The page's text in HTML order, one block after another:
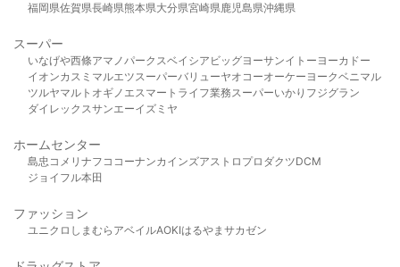
福岡県佐賀県長崎県熊本県大分県宮崎県鹿児島県沖縄県
スーパー
いなげや西條アマノパークスベイシア ビッグヨーサンイトーヨーカドー
イオンカスミ マルエツスーパーバリューヤオコーオーケー ヨークベニマル
ツルヤマルト オギノ エスマート ライフ業務スーパーいかり フジグラン
ダイレックスサンエーイズミヤ
ホームセンター
島忠 コメリ ナフコ コーナンカインズアストロプロダクツDCM
ジョイフル本田
ファッション
ユニクロ しまむら アベイルAOKIはるやま サカゼン